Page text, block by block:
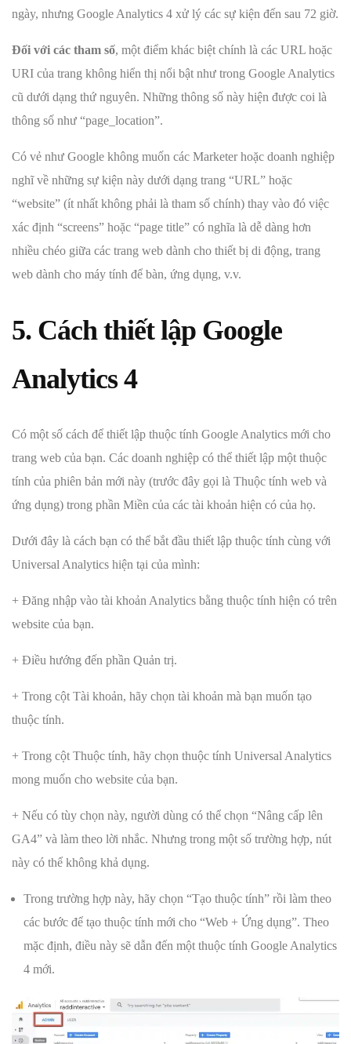
ngày, nhưng Google Analytics 4 xử lý các sự kiện đến sau 72 giờ.
Đối với các tham số, một điểm khác biệt chính là các URL hoặc
URI của trang không hiển thị nổi bật như trong Google Analytics
cũ dưới dạng thứ nguyên. Những thông số này hiện được coi là
thông số như “page_location”.
Có vẻ như Google không muốn các Marketer hoặc doanh nghiệp
nghĩ về những sự kiện này dưới dạng trang “URL” hoặc
“website” (ít nhất không phải là tham số chính) thay vào đó việc
xác định “screens” hoặc “page title” có nghĩa là dễ dàng hơn
nhiều chéo giữa các trang web dành cho thiết bị di động, trang
web dành cho máy tính để bàn, ứng dụng, v.v.
5. Cách thiết lập Google
Analytics 4
Có một số cách để thiết lập thuộc tính Google Analytics mới cho
trang web của bạn. Các doanh nghiệp có thể thiết lập một thuộc
tính của phiên bản mới này (trước đây gọi là Thuộc tính web và
ứng dụng) trong phần Miền của các tài khoản hiện có của họ.
Dưới đây là cách bạn có thể bắt đầu thiết lập thuộc tính cùng với
Universal Analytics hiện tại của mình:
+ Đăng nhập vào tài khoản Analytics bằng thuộc tính hiện có trên
website của bạn.
+ Điều hướng đến phần Quản trị.
+ Trong cột Tài khoản, hãy chọn tài khoản mà bạn muốn tạo
thuộc tính.
+ Trong cột Thuộc tính, hãy chọn thuộc tính Universal Analytics
mong muốn cho website của bạn.
+ Nếu có tùy chọn này, người dùng có thể chọn “Nâng cấp lên
GA4” và làm theo lời nhắc. Nhưng trong một số trường hợp, nút
này có thể không khả dụng.
Trong trường hợp này, hãy chọn “Tạo thuộc tính” rồi làm theo
các bước để tạo thuộc tính mới cho “Web + Ứng dụng”. Theo
mặc định, điều này sẽ dẫn đến một thuộc tính Google Analytics
4 mới.